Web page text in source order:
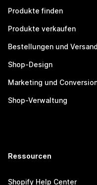
Produkte finden
Produkte verkaufen
Bestellungen und Versand
Shop-Design
Marketing und
Shop-Verwaltung
Ressourcen
Shopify Help Center